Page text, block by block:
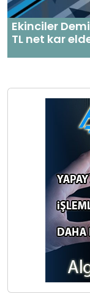
Ekinciler
TL net kar